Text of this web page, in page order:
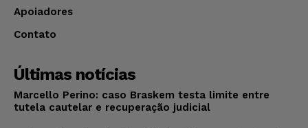
Apoiadores
Contato
Últimas notícias
Marcello Perino: caso Braskem testa limite entre
tutela cautelar e recuperação judicial